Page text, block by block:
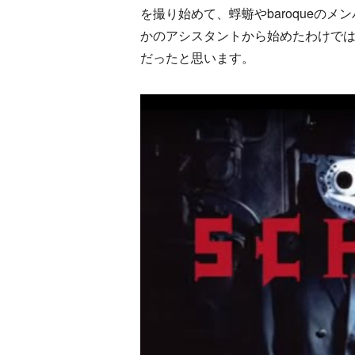
を撮り始めて、蜉蝣やbaroqueのメ
かのアシスタントから始めたわけで
だったと思います。